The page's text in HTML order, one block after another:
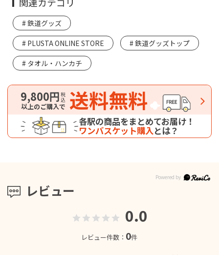
レビュー
0.0
レビュー件数： 0件
鉄道グッズ
PLUSTA ONLINE STORE 鉄道グッズトップ
タオル・ハンカチ
9,800円税込
以上のご購入で 送料無料
各駅の商品をまとめてお届け！
ワンバスケット購入とは？